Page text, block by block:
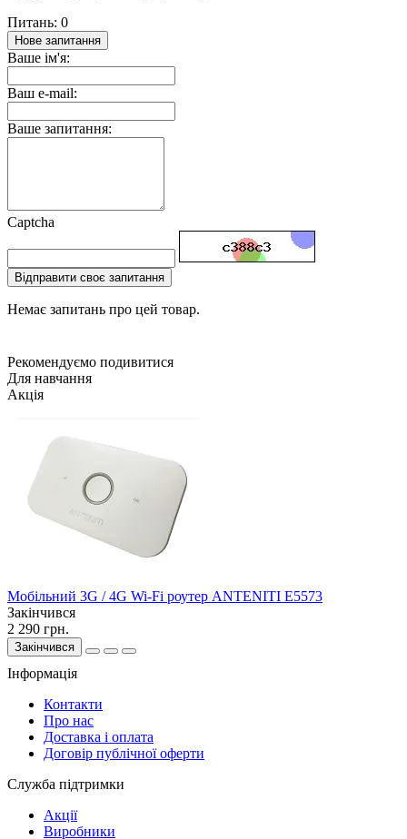
Питань: 0
Нове запитання
Ваше ім'я:
Ваш e-mail:
Ваше запитання:
Captcha
Відправити своє запитання
Немає запитань про цей товар.
Рекомендуємо подивитися
Для навчання
Акція
Мобільний 3G / 4G Wi-Fi роутер ANTENITI E5573
Закінчився
2 290 грн.
Закінчився
Інформація
Контакти
Про нас
Доставка і оплата
Договір публічної оферти
Служба підтримки
Акції
Виробники